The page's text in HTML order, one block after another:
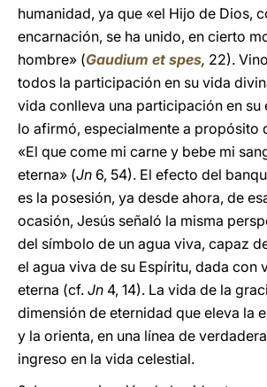
humanidad, ya que «el Hijo de Dios,
encarnación, se ha unido, en cierto
hombre» (Gaudium et spes, 22).
todos la participación en su vida
vida conlleva una participación en su
lo afirmó, especialmente a propósito
«El que come mi carne y bebe mi
eterna» (Jn 6, 54). El efecto del
es la posesión, ya desde ahora, de
ocasión, Jesús señaló la misma
del símbolo de un agua viva, capaz
el agua viva de su Espíritu, dada con
eterna (cf. Jn 4, 14). La vida de la
dimensión de eternidad que eleva la
y la orienta, en una línea de
ingreso en la vida celestial.